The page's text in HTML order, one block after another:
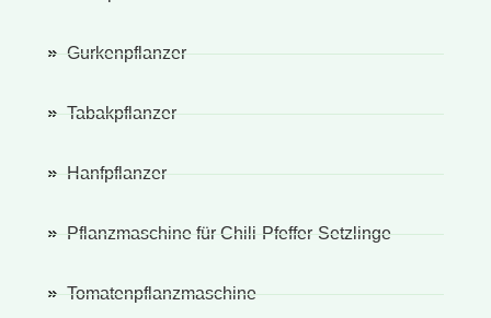
Gurkenpflanzer
Tabakpflanzer
Hanfpflanzer
Pflanzmaschine für Chili-Pfeffer-Setzlinge
Tomatenpflanzmaschine